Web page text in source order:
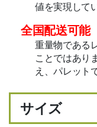
値を実現して
全国配送可能
重量物である
ことではあり
え、パレット
サイズ
施工要領書
施工方法（動画）
施工方法（写真）
施工事例